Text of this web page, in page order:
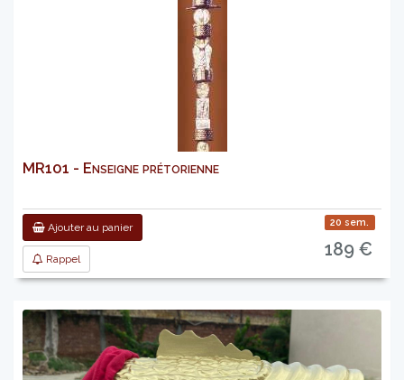
MR101 - Enseigne prétorienne
Ajouter au panier
Rappel
20 sem.
189 €